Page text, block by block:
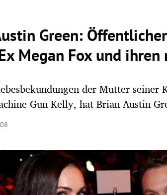
Green:
Megan Fox und ihren
der Mutter seiner
Gun Kelly, hat Brian Austin
öffnen/schließen